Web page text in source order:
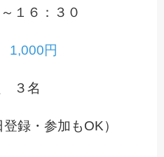
１６：３０
1,000円
３名
録・参加もOK）